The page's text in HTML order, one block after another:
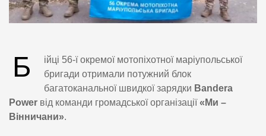
Б
ійці 56-ї окремої мотопіхотної маріупольської
бригади отримали потужний блок
багатоканальної швидкої зарядки Bandera
Power від команди громадської організації«Ми –
Вінничани».